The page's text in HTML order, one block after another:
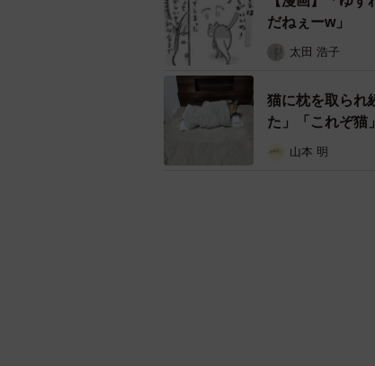
ある日、ソファに「ノーガー
だ！」（本当にそうなんだけど
すると、さっきまでの強気は
んに「はんぶん座る？」と聞き
だねぇーw」
太田 浩子
猫に枕を取ら
た」「これぞ猫」
山本 明